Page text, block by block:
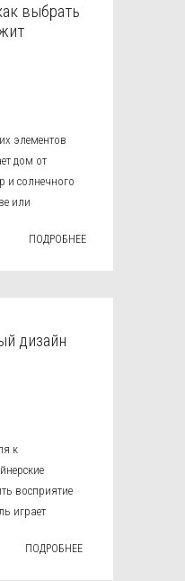
выбрать
элементов
дом от
и солнечного
или
ПОДРОБНЕЕ
дизайн
к
восприятие
играет
ПОДРОБНЕЕ